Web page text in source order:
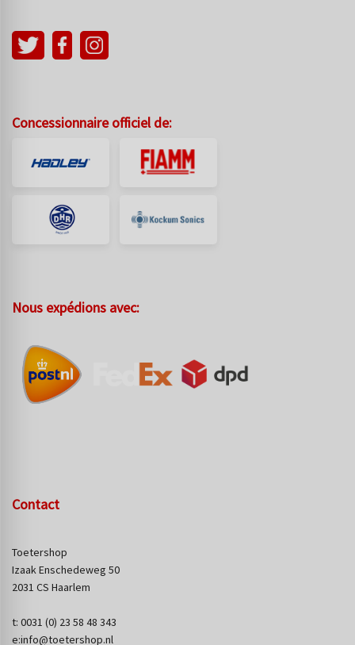
Concessionnaire officiel de:
Nous expédions avec:
Contact
Toetershop
Izaak Enschedeweg 50
2031 CS Haarlem
t: 0031 (0) 23 58 48 343
e:info@toetershop.nl